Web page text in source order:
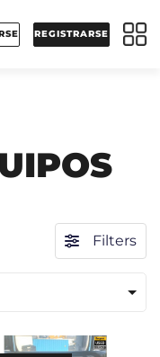
REGISTRARSE
Filters